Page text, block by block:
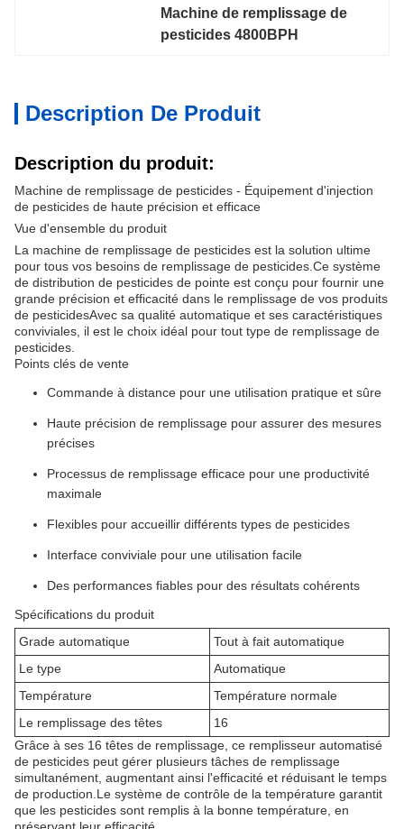
Machine de remplissage de
pesticides 4800BPH
Description De Produit
Description du produit:
Machine de remplissage de pesticides - Équipement d'injection
de pesticides de haute précision et efficace
Vue d'ensemble du produit
La machine de remplissage de pesticides est la solution ultime
pour tous vos besoins de remplissage de pesticides.Ce système
de distribution de pesticides de pointe est conçu pour fournir une
grande précision et efficacité dans le remplissage de vos produits
de pesticidesAvec sa qualité automatique et ses caractéristiques
conviviales, il est le choix idéal pour tout type de remplissage de
pesticides.
Points clés de vente
Commande à distance pour une utilisation pratique et sûre
Haute précision de remplissage pour assurer des mesures
précises
Processus de remplissage efficace pour une productivité
maximale
Flexibles pour accueillir différents types de pesticides
Interface conviviale pour une utilisation facile
Des performances fiables pour des résultats cohérents
Spécifications du produit
Grade automatique
Tout à fait automatique
Le type
Automatique
Température
Température normale
Le remplissage des têtes
16
Grâce à ses 16 têtes de remplissage, ce remplisseur automatisé
de pesticides peut gérer plusieurs tâches de remplissage
simultanément, augmentant ainsi l'efficacité et réduisant le temps
de production.Le système de contrôle de la température garantit
que les pesticides sont remplis à la bonne température, en